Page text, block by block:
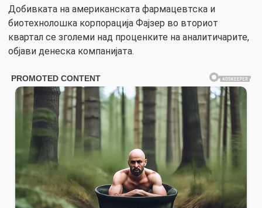
Добивката на американската фармацевтска и
биотехнолошка корпорација Фајзер во вториот
квартал се зголеми над проценките на аналитичарите,
објави денеска компанијата.